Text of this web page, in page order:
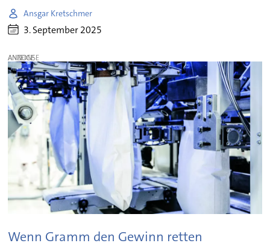
Ansgar Kretschmer
3. September 2025
ANZEIGE
Wenn Gramm den Gewinn retten